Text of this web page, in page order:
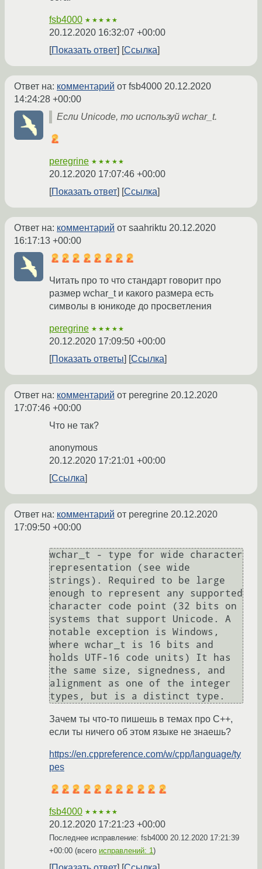
fsb4000 ★★★★★
20.12.2020 16:32:07 +00:00
Показать ответ
Ссылка
Ответ на: комментарий от fsb4000 20.12.2020
14:24:28 +00:00
Если Unicode, то используй wchar_t.
peregrine ★★★★★
20.12.2020 17:07:46 +00:00
Показать ответ
Ссылка
Ответ на: комментарий от saahriktu 20.12.2020
16:17:13 +00:00
Читать про то что стандарт говорит про
размер wchar_t и какого размера есть
символы в юникоде до просветления
peregrine ★★★★★
20.12.2020 17:09:50 +00:00
Показать ответы
Ссылка
Ответ на: комментарий от peregrine 20.12.2020
17:07:46 +00:00
Что не так?
anonymous
20.12.2020 17:21:01 +00:00
Ссылка
Ответ на: комментарий от peregrine 20.12.2020
17:09:50 +00:00
wchar_t - type for wide character
representation (see wide
strings). Required to be large
enough to represent any supported
character code point (32 bits on
systems that support Unicode. A
notable exception is Windows,
where wchar_t is 16 bits and
holds UTF-16 code units) It has
the same size, signedness, and
alignment as one of the integer
Зачем ты что-то пишешь в темах про С++,
если ты ничего об этом языке не знаешь?
https://en.cppreference.com/w/cpp/language/ty
pes
fsb4000 ★★★★★
20.12.2020 17:21:23 +00:00
Последнее исправление: fsb4000 20.12.2020 17:21:39
+00:00 (всего исправлений: 1)